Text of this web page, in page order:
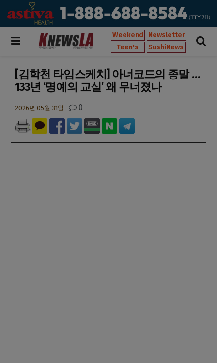
Weekend
Newsletter
Teen's
SushiNews
[김학천 타임스케치] 아너코드의 종말 …
133년 ‘명예의 교실’ 왜 무너졌나
2026년 05월 31일 0